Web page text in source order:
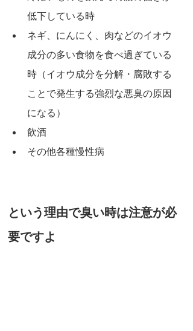
低下している時
ネギ、にんにく、肉などのイオウ
成分の多い食物を食べ過ぎている
時（イオウ成分を分解・腐敗する
ことで発生する強烈な悪臭の原因
になる）
飲酒
その他各種慢性病
という理由で臭い時は注意が必
要ですよ